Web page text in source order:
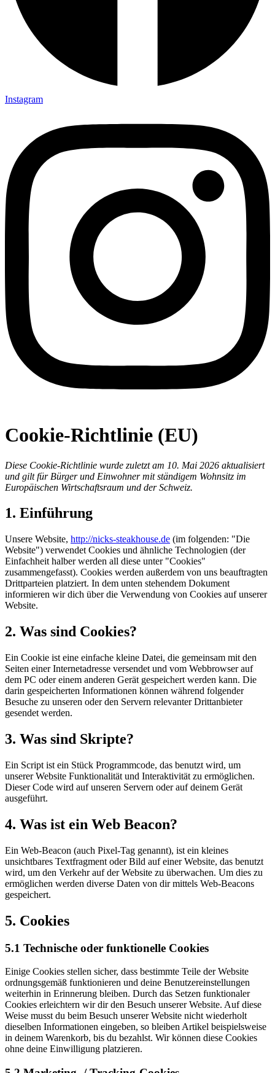
Instagram
Cookie-Richtlinie (EU)
Diese Cookie-Richtlinie wurde zuletzt am 10. Mai 2026 aktualisiert
und gilt für Bürger und Einwohner mit ständigem Wohnsitz im
Europäischen Wirtschaftsraum und der Schweiz.
1. Einführung
Unsere Website, http://nicks-steakhouse.de (im folgenden: "Die
Website") verwendet Cookies und ähnliche Technologien (der
Einfachheit halber werden all diese unter "Cookies"
zusammengefasst). Cookies werden außerdem von uns beauftragten
Drittparteien platziert. In dem unten stehendem Dokument
informieren wir dich über die Verwendung von Cookies auf unserer
Website.
2. Was sind Cookies?
Ein Cookie ist eine einfache kleine Datei, die gemeinsam mit den
Seiten einer Internetadresse versendet und vom Webbrowser auf
dem PC oder einem anderen Gerät gespeichert werden kann. Die
darin gespeicherten Informationen können während folgender
Besuche zu unseren oder den Servern relevanter Drittanbieter
gesendet werden.
3. Was sind Skripte?
Ein Script ist ein Stück Programmcode, das benutzt wird, um
unserer Website Funktionalität und Interaktivität zu ermöglichen.
Dieser Code wird auf unseren Servern oder auf deinem Gerät
ausgeführt.
4. Was ist ein Web Beacon?
Ein Web-Beacon (auch Pixel-Tag genannt), ist ein kleines
unsichtbares Textfragment oder Bild auf einer Website, das benutzt
wird, um den Verkehr auf der Website zu überwachen. Um dies zu
ermöglichen werden diverse Daten von dir mittels Web-Beacons
gespeichert.
5. Cookies
5.1 Technische oder funktionelle Cookies
Einige Cookies stellen sicher, dass bestimmte Teile der Website
ordnungsgemäß funktionieren und deine Benutzereinstellungen
weiterhin in Erinnerung bleiben. Durch das Setzen funktionaler
Cookies erleichtern wir dir den Besuch unserer Website. Auf diese
Weise musst du beim Besuch unserer Website nicht wiederholt
dieselben Informationen eingeben, so bleiben Artikel beispielsweise
in deinem Warenkorb, bis du bezahlst. Wir können diese Cookies
ohne deine Einwilligung platzieren.